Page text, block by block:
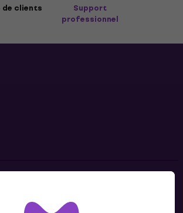
de clients
Support
professionnel